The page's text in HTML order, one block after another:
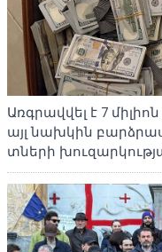
Առգրավվել է 7
այլ նախկին
տների